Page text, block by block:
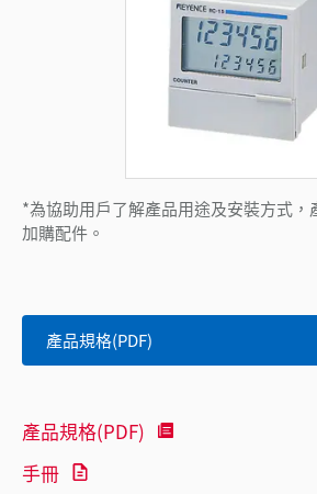
*為協助用戶了解產品用途及安裝方式，
加購配件。
產品規格(PDF)
產品規格(PDF)
手冊